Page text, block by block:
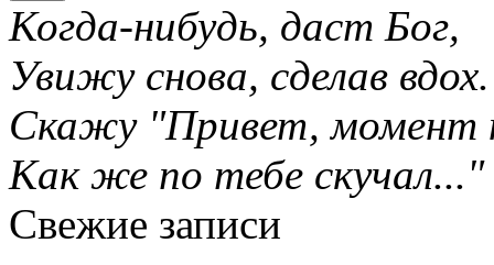
Когда-нибудь, даст Бог,
Увижу снова, сделав вдох.
Скажу "Привет, момент
Как же по тебе скучал..."
Свежие записи